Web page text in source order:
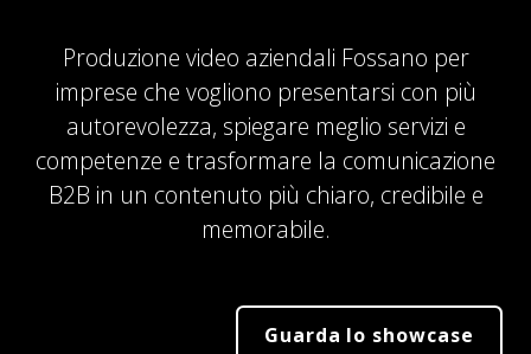
Produzione video aziendali Fossano per
imprese che vogliono presentarsi con più
autorevolezza, spiegare meglio servizi e
competenze e trasformare la comunicazione
B2B in un contenuto più chiaro, credibile e
memorabile.
Guarda lo showcase